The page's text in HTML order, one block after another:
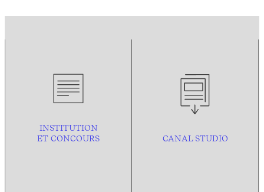
INSTITUTION
ET CONCOURS
CANAL STUDIO